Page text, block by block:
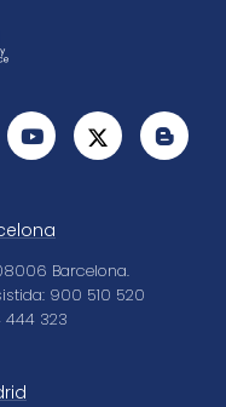
Barcelona.
900 510 520
444 323